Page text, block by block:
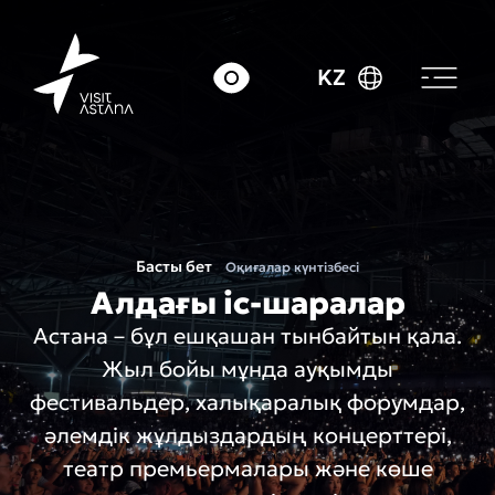
KZ
Басты бет Оқиғалар күнтізбесі
Алдағы іс-шаралар
Астана – бұл ешқашан тынбайтын қала.
Жыл бойы мұнда ауқымды
фестивальдер, халықаралық форумдар,
әлемдік жұлдыздардың концерттері,
театр премьермалары және көше